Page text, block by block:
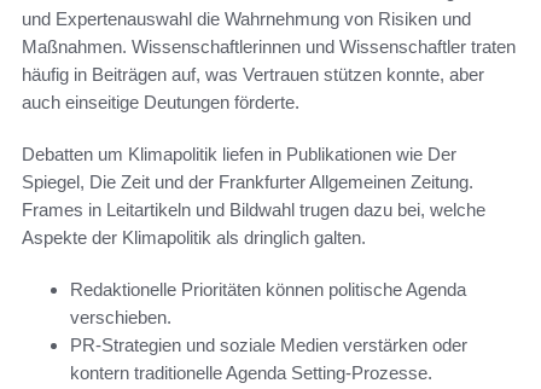
und Expertenauswahl die Wahrnehmung von Risiken und
Maßnahmen. Wissenschaftlerinnen und Wissenschaftler traten
häufig in Beiträgen auf, was Vertrauen stützen konnte, aber
auch einseitige Deutungen förderte.
Debatten um Klimapolitik liefen in Publikationen wie Der
Spiegel, Die Zeit und der Frankfurter Allgemeinen Zeitung.
Frames in Leitartikeln und Bildwahl trugen dazu bei, welche
Aspekte der Klimapolitik als dringlich galten.
Redaktionelle Prioritäten können politische Agenda
verschieben.
PR-Strategien und soziale Medien verstärken oder
kontern traditionelle Agenda Setting-Prozesse.